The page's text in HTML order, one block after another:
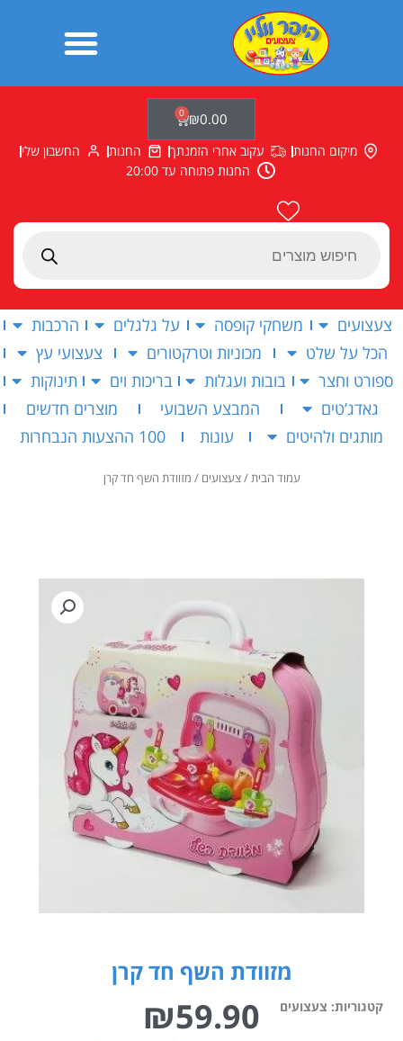
Products
₪0.00
0
עגלת
קניות
מיקום החנות עקוב אחרי הזמנתך החנות
החשבון שלי
החנות פתוחה עד 20:00
צעצועים משחקי קופסה על גלגלים
הרכבות
הכל על שלט
מכוניות וטרקטורים
צעצועי עץ
ספורט וחצר
בובות ועגלות בריכות וים
תינוקות
גאדג’טים
המבצע השבועי
מוצרים חדשים
מותגים ולהיטים
עונות 100 ההצעות הנבחרות
עמוד הבית/צעצועים / מזוודת השף חד קרן
מזוודת השף חד קרן
קטגוריות: צעצועים ₪59.90